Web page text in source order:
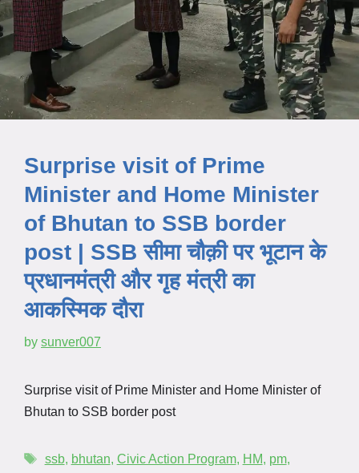
Surprise visit of Prime
Minister and Home Minister
of Bhutan to SSB border
post | SSB सीमा चौक़ी पर भूटान के
प्रधानमंत्री और गृह मंत्री का
आकस्मिक दौरा
by sunver007
Surprise visit of Prime Minister and Home Minister of
Bhutan to SSB border post
ssb, bhutan, Civic Action Program, HM, pm,